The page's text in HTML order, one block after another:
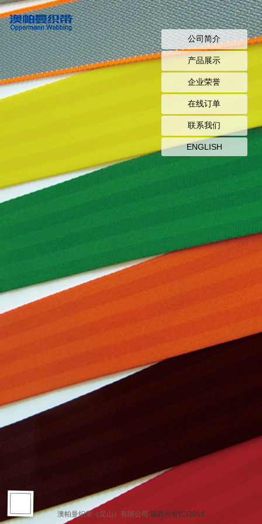
公司简介
产品展示
企业荣誉
在线订单
联系我们
ENGLISH
澳帕曼织带（昆山）有限公司 版权所有(C)2018